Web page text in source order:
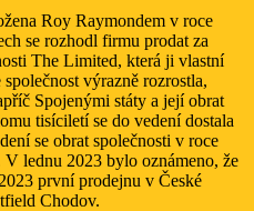
Roy Raymondem v roce
se rozhodl firmu prodat za
The Limited, která ji vlastní
výrazně rozrostla,
Spojenými státy a její obrat
tisíciletí se do vedení dostala
se obrat společnosti v roce
lednu 2023 bylo oznámeno, že
první prodejnu v České
Chodov.